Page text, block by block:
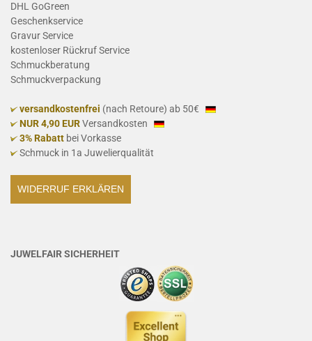
DHL GoGreen
Geschenkservice
Gravur Service
kostenloser Rückruf Service
Schmuckberatung
Schmuckverpackung
versandkostenfrei (nach Retoure) ab 50€
NUR 4,90 EURVersandkosten
3% Rabatt bei Vorkasse
Schmuck in 1a Juwelierqualität
WIDERRUF ERKLÄREN
JUWELFAIR SICHERHEIT